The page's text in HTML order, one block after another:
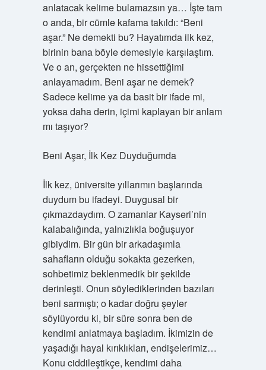
anlatacak kelime bulamazsın ya… İşte tam
o anda, bir cümle kafama takıldı: “Beni
aşar.” Ne demekti bu? Hayatımda ilk kez,
birinin bana böyle demesiyle karşılaştım.
Ve o an, gerçekten ne hissettiğimi
anlayamadım. Beni aşar ne demek?
Sadece kelime ya da basit bir ifade mi,
yoksa daha derin, içimi kaplayan bir anlam
mı taşıyor?
Beni Aşar, İlk Kez Duyduğumda
İlk kez, üniversite yıllarımın başlarında
duydum bu ifadeyi. Duygusal bir
çıkmazdaydım. O zamanlar Kayseri’nin
kalabalığında, yalnızlıkla boğuşuyor
gibiydim. Bir gün bir arkadaşımla
sahafların olduğu sokakta gezerken,
sohbetimiz beklenmedik bir şekilde
derinleşti. Onun söylediklerinden bazıları
beni sarmıştı; o kadar doğru şeyler
söylüyordu ki, bir süre sonra ben de
kendimi anlatmaya başladım. İkimizin de
yaşadığı hayal kırıklıkları, endişelerimiz…
Konu ciddileştikçe, kendimi daha